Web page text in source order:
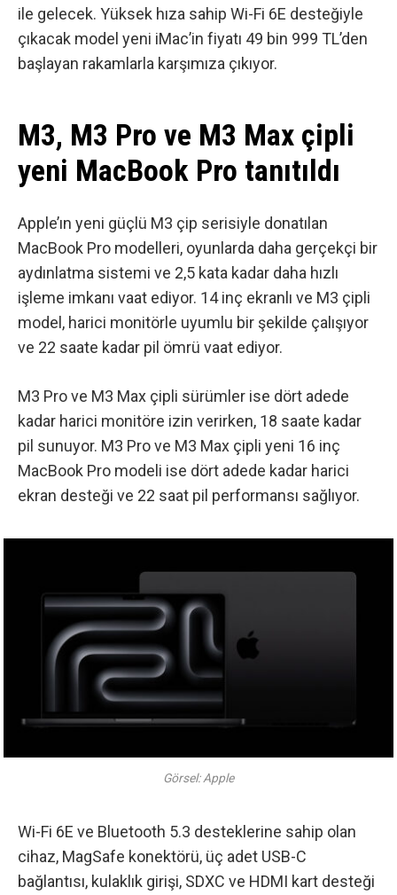
ile gelecek. Yüksek hıza sahip Wi-Fi 6E desteğiyle
çıkacak model yeni iMac’in fiyatı 49 bin 999 TL’den
başlayan rakamlarla karşımıza çıkıyor.
M3, M3 Pro ve M3 Max çipli
yeni MacBook Pro tanıtıldı
Apple’ın yeni güçlü M3 çip serisiyle donatılan
MacBook Pro modelleri, oyunlarda daha gerçekçi bir
aydınlatma sistemi ve 2,5 kata kadar daha hızlı
işleme imkanı vaat ediyor. 14 inç ekranlı ve M3 çipli
model, harici monitörle uyumlu bir şekilde çalışıyor
ve 22 saate kadar pil ömrü vaat ediyor.
M3 Pro ve M3 Max çipli sürümler ise dört adede
kadar harici monitöre izin verirken, 18 saate kadar
pil sunuyor. M3 Pro ve M3 Max çipli yeni 16 inç
MacBook Pro modeli ise dört adede kadar harici
ekran desteği ve 22 saat pil performansı sağlıyor.
Görsel: Apple
Wi-Fi 6E ve Bluetooth 5.3 desteklerine sahip olan
cihaz, MagSafe konektörü, üç adet USB-C
bağlantısı, kulaklık girişi, SDXC ve HDMI kart desteği